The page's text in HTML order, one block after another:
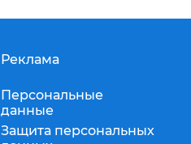
Реклама
Персональные
данные
Защита персональных